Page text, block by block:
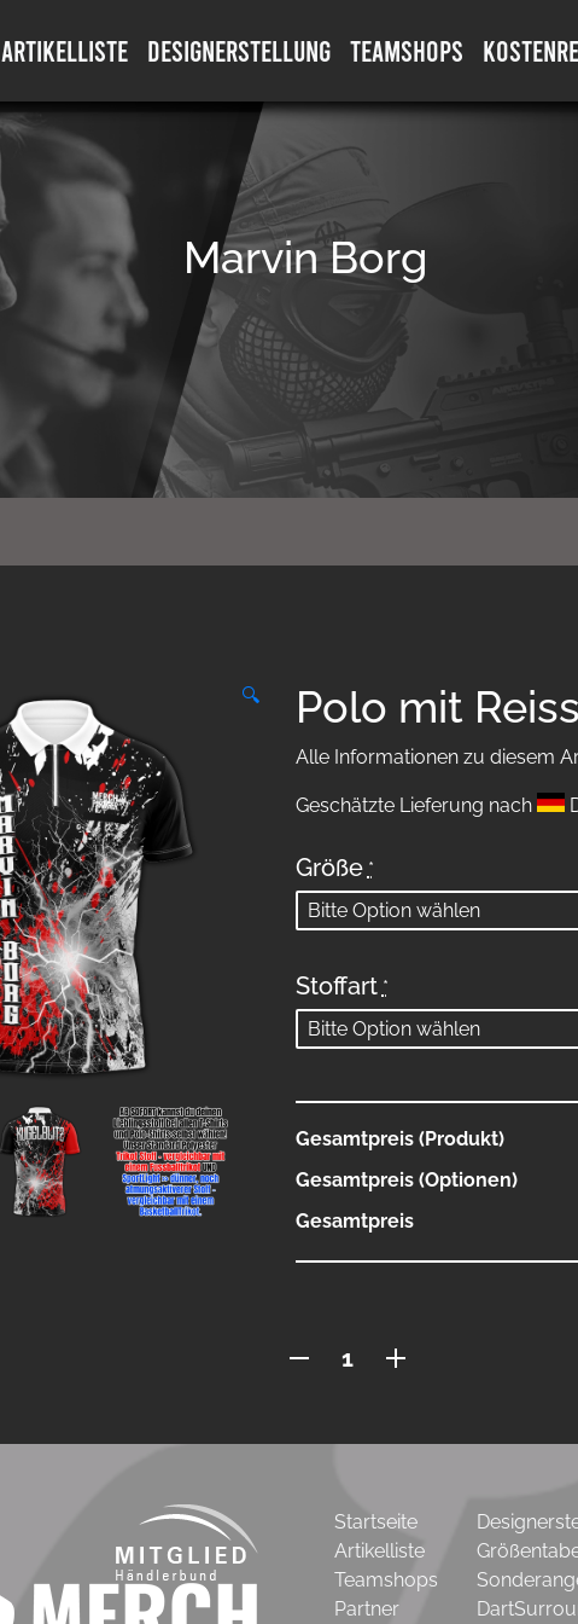
ARTIKELLISTE DESIGNERSTELLUNG TEAMSHOPS
Marvin Borg
🔍 Polo mit
Alle Informationen zu diesem
Geschätzte Lieferung nach
Größe *
Stoffart *
Gesamtpreis (Produkt)
Gesamtpreis (Optionen)
Gesamtpreis
Startseite
Artikelliste
Teamshops
Partner